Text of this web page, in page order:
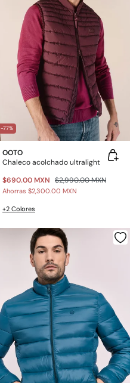
-77%
OOTO
Chaleco acolchado ultralight
$690.00 MXN $2,990.00 MXN
Ahorras $2,300.00 MXN
+2 Colores